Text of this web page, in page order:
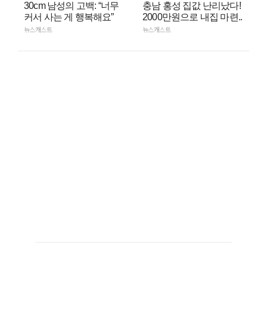
30cm 남성의 고백: “너무
커서 사는 게 행복해요”
뉴스캐스트
충남 홍성 집값 난리났다!
2000만원으로 내집 마련..
뉴스캐스트